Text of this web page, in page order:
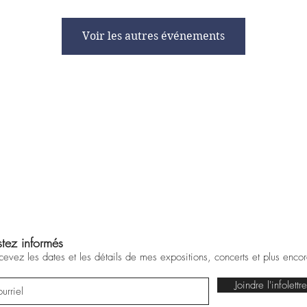
Voir les autres événements
informés
les dates et les détails de mes expositions, concerts et plus
Joindre l'infolettre